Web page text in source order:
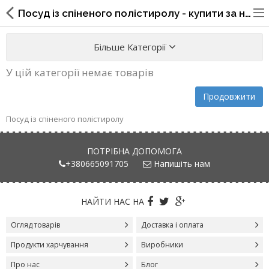
Посуд із спіненого полістиролу - купити за низькою ціною в інтернет-магазині Prodest Shop
Більше Категорії
У цій категорії немає товарів
Продовжити
Посуд із спіненого полістиролу
ПОТРІБНА ДОПОМОГА
+380665091705
Напишіть нам
НАЙТИ НАС НА
Огляд товарів
Доставка і оплата
Продукти харчування
Виробники
Про нас
Блог
Склянки, кришки, тримачі,
Упаковка для суші
Паперові пакети та куточки
Картонні коробки
Коробки для кондитерських